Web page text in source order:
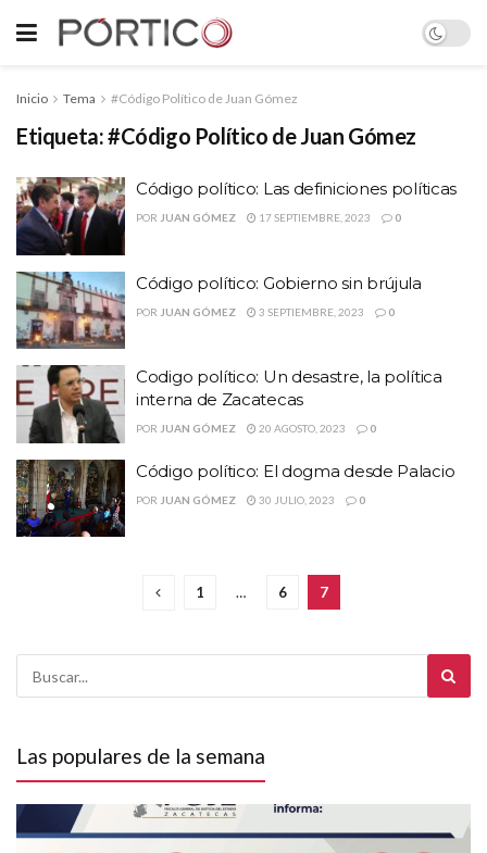
Inicio Tema #Código Político de Juan Gómez
Etiqueta:#Código Político de Juan Gómez
Código político: Las definiciones políticas
POR JUAN GÓMEZ 17 SEPTIEMBRE, 2023 0
Código político: Gobierno sin brújula
POR JUAN GÓMEZ 3 SEPTIEMBRE, 2023 0
Codigo político: Un desastre, la política
interna de Zacatecas
POR JUAN GÓMEZ 20 AGOSTO, 2023 0
Código político: El dogma desde Palacio
POR JUAN GÓMEZ 30 JULIO, 2023 0
1 … 6 7
Las populares de la semana